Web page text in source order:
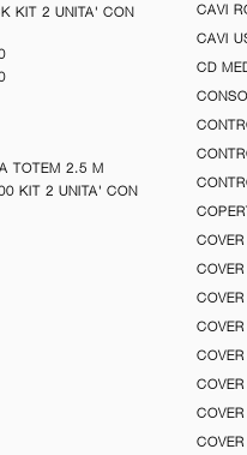
KIT 2 UNITA' CON
TOTEM 2.5 M
KIT 2 UNITA' CON
CAVI
CAVI
CD